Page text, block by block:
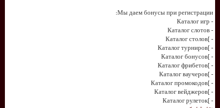
Мы даем бонусы при регистрации:
- Каталог игр
- Каталог слотов
- ]Каталог столов
- ]Каталог турниров
- ]Каталог бонусов
- ]Каталог фрибетов
- ]Каталог ваучеров
- ]Каталог промокодов
- ]Каталог вейджеров
- ]Каталог рулеток